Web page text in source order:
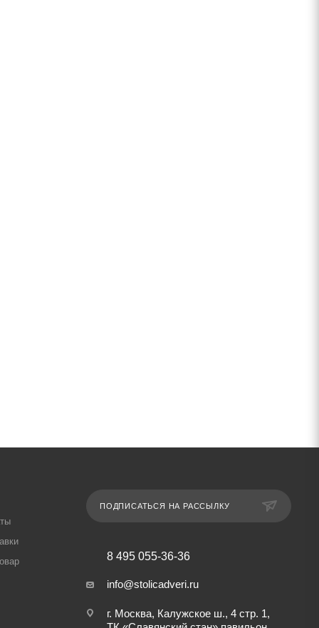
ПОДПИСАТЬСЯ НА РАССЫЛКУ
8 495 055-36-36
info@stolicadveri.ru
г. Москва, Калужское ш., 4 стр. 1,